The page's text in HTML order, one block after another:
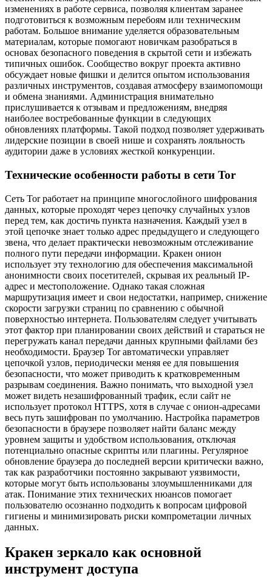
изменениях в работе сервиса, позволяя клиентам заранее
подготовиться к возможным перебоям или техническим
работам. Большое внимание уделяется образовательным
материалам, которые помогают новичкам разобраться в
основах безопасного поведения в скрытой сети и избежать
типичных ошибок. Сообщество вокруг проекта активно
обсуждает новые фишки и делится опытом использования
различных инструментов, создавая атмосферу взаимопомощи
и обмена знаниями. Администрация внимательно
прислушивается к отзывам и предложениям, внедряя
наиболее востребованные функции в следующих
обновлениях платформы. Такой подход позволяет удерживать
лидерские позиции в своей нише и сохранять лояльность
аудитории даже в условиях жесткой конкуренции.
Технические особенности работы в сети Tor
Сеть Tor работает на принципе многослойного шифрования
данных, которые проходят через цепочку случайных узлов
перед тем, как достичь пункта назначения. Каждый узел в
этой цепочке знает только адрес предыдущего и следующего
звена, что делает практически невозможным отслеживание
полного пути передачи информации. Кракен онион
использует эту технологию для обеспечения максимальной
анонимности своих посетителей, скрывая их реальный IP-
адрес и местоположение. Однако такая сложная
маршрутизация имеет и свои недостатки, например, снижение
скорости загрузки страниц по сравнению с обычной
поверхностью интернета. Пользователям следует учитывать
этот фактор при планировании своих действий и стараться не
перегружать канал передачи данных крупными файлами без
необходимости. Браузер Tor автоматически управляет
цепочкой узлов, периодически меняя ее для повышения
безопасности, что может приводить к кратковременным
разрывам соединения. Важно понимать, что выходной узел
может видеть незашифрованный трафик, если сайт не
использует протокол HTTPS, хотя в случае с онион-адресами
весь путь зашифрован по умолчанию. Настройка параметров
безопасности в браузере позволяет найти баланс между
уровнем защиты и удобством использования, отключая
потенциально опасные скрипты или плагины. Регулярное
обновление браузера до последней версии критически важно,
так как разработчики постоянно закрывают уязвимости,
которые могут быть использованы злоумышленниками для
атак. Понимание этих технических нюансов помогает
пользователю осознанно подходить к вопросам цифровой
гигиены и минимизировать риски компрометации личных
данных.
Кракен зеркало как основной
инструмент доступа